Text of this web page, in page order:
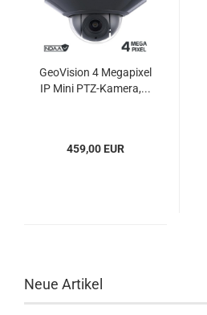
GeoVision 4 Megapixel
IP Mini PTZ-Kamera,...
459,00 EUR
Neue Artikel